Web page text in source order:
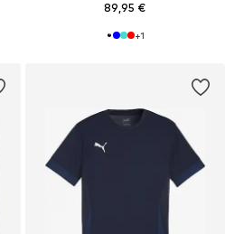
89,95 €
+1